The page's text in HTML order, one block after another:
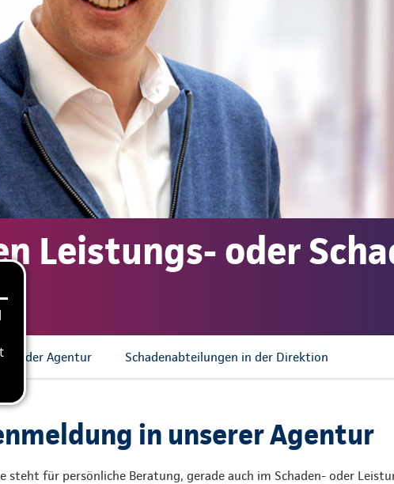
Leistungs- oder
in der Agentur Schadenabteilungen in der Direktion
in unserer Agentur
steht für persönliche Beratung, gerade auch im Schaden- oder